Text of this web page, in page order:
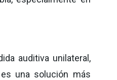
auditiva unilateral,
una solución más